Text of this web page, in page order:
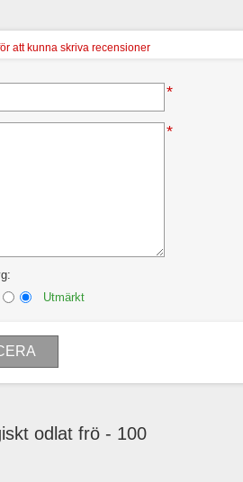
att kunna skriva recensioner
*
*
Utmärkt
odlat frö - 100